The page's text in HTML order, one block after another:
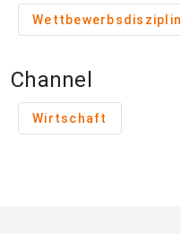
Wettbewerbsdisziplin
Channel
Wirtschaft